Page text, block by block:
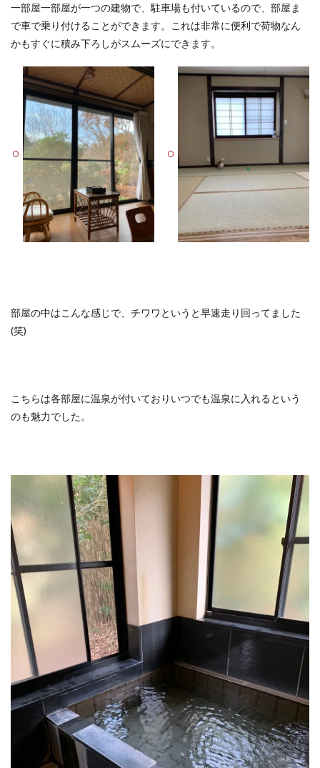
一部屋一部屋が一つの建物で、駐車場も付いているので、部屋ま
で車で乗り付けることができます。これは非常に便利で荷物なん
かもすぐに積み下ろしがスムーズにできます。
部屋の中はこんな感じで、チワワというと早速走り回ってました
(笑)
こちらは各部屋に温泉が付いておりいつでも温泉に入れるという
のも魅力でした。